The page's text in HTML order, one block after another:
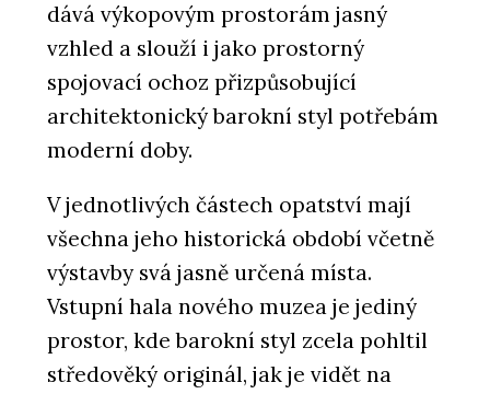
dává výkopovým prostorám jasný
vzhled a slouží i jako prostorný
spojovací ochoz přizpůsobující
architektonický barokní styl potřebám
moderní doby.
V jednotlivých částech opatství mají
všechna jeho historická období včetně
výstavby svá jasně určená místa.
Vstupní hala nového muzea je jediný
prostor, kde barokní styl zcela pohltil
středověký originál, jak je vidět na